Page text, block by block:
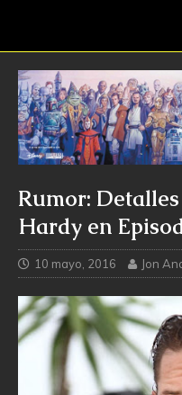
Rumor:
Hardy en
10 mayo, 2016 Jon